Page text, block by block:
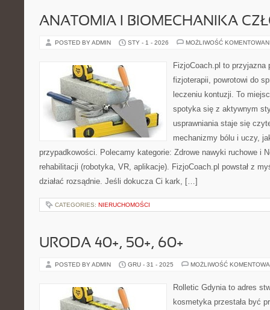
ANATOMIA I BIOMECHANIKA
POSTED BY ADMIN STY - 1 - 2026 MOŻLIWOŚĆ
FizjoCoach.pl to przyjazna
fizjoterapii, powrotowi do
leczeniu kontuzji. To
spotyka się z aktywnym
usprawniania staje się
mechanizmy bólu i uczy,
przypadkowości. Polecamy kategorie: Zdrowe nawyki ruchowe i
rehabilitacji (robotyka, VR, aplikacje). FizjoCoach.pl powstał z
działać rozsądnie. Jeśli dokucza Ci kark, […]
CATEGORIES: NIERUCHOMOŚCI
URODA 40+, 50+, 60+
POSTED BY ADMIN GRU - 31 - 2025 MOŻLIWOŚĆ
Rolletic Gdynia to adres
kosmetyka przestała być